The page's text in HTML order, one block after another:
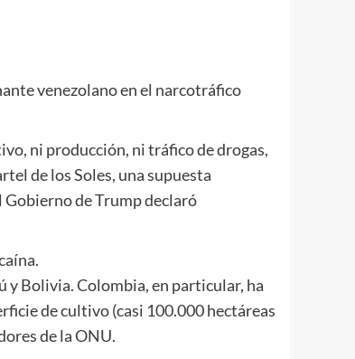
venezolano en el narcotráfico
ni producción, ni tráfico de drogas,
de los Soles, una supuesta
Gobierno de Trump declaró
y Bolivia. Colombia, en particular, ha
de cultivo (casi 100.000 hectáreas
de la ONU.